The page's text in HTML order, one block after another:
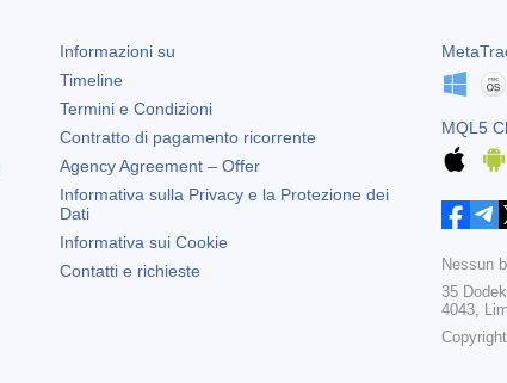
Informazioni su
Timeline
Termini e Condizioni
Contratto di pagamento ricorrente
Agency Agreement – Offer
Informativa sulla Privacy e la Protezione dei
Dati
Informativa sui Cookie
Contatti e richieste
MQL5
Nessun
35
4043,